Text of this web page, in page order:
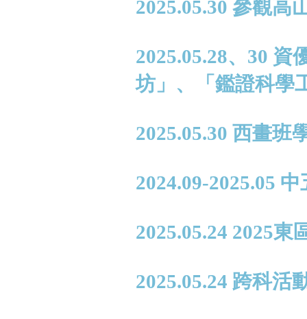
2025.05.30 參觀
2025.05.28、30
坊」、「鑑證科學
2025.05.30 西畫班
2024.09-2025.05
2025.05.24 2025東
2025.05.24 跨科活